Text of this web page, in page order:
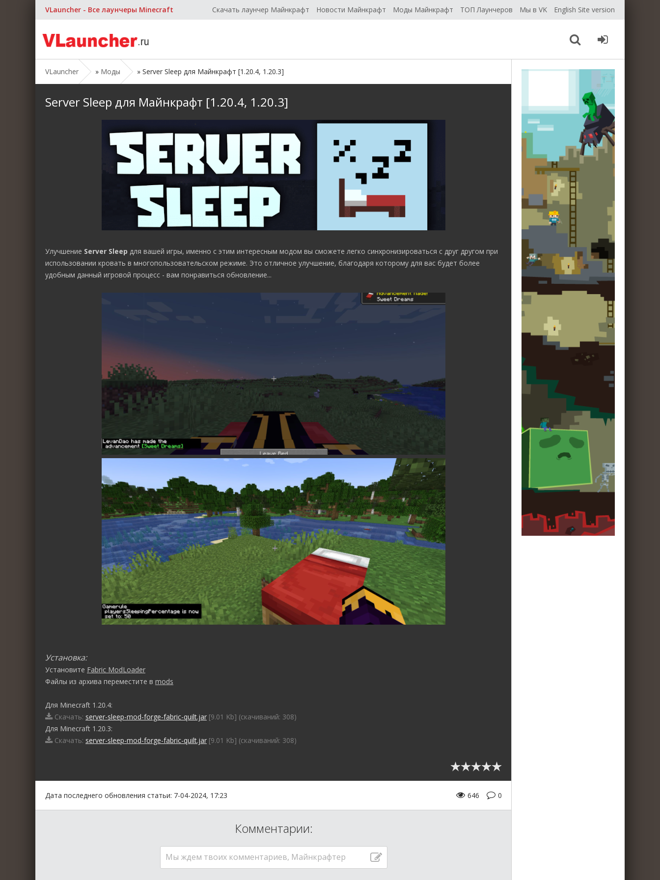
VLauncher - Все лаунчеры Minecraft Скачать лаунчер Майнкрафт Новости Майнкрафт Моды Майнкрафт ТОП Лаунчеров Мы в VK English Site version
VLauncher » Моды » Server Sleep для Майнкрафт [1.20.4, 1.20.3]
Server Sleep для Майнкрафт [1.20.4, 1.20.3]
Улучшение Server Sleep для вашей игры, именно с этим интересным модом вы сможете легко синхронизироваться с друг другом при
использовании кровать в многопользовательском режиме. Это отличное улучшение, благодаря которому для вас будет более
удобным данный игровой процесс - вам понравиться обновление...
Установка:
Установите Fabric ModLoader
Файлы из архива переместите в mods
Для Minecraft 1.20.4:
Скачать: server-sleep-mod-forge-fabric-quilt.jar [9.01 Kb] (cкачиваний: 308)
Для Minecraft 1.20.3:
Скачать: server-sleep-mod-forge-fabric-quilt.jar [9.01 Kb] (cкачиваний: 308)
Дата последнего обновления статьи: 7-04-2024, 17:23 0
646
Комментарии:
Мы ждем твоих комментариев, Майнкрафтер